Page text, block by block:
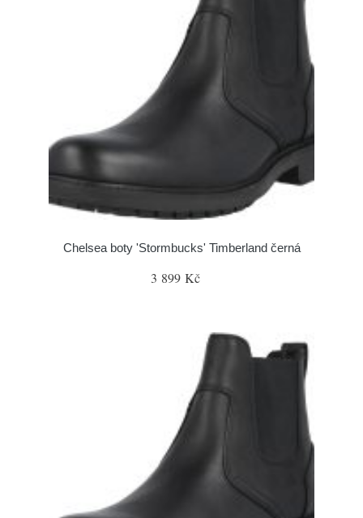
Chelsea boty 'Stormbucks' Timberland černá
3 899 Kč